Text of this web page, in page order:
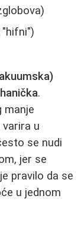
.
manje
varira u
se nudi
jer se
pravilo da se
u jednom